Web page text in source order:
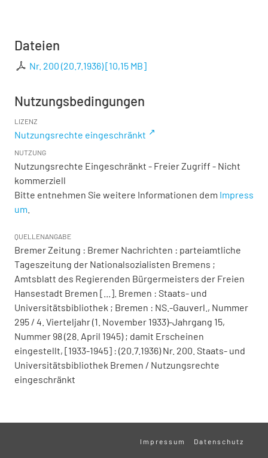
Dateien
Nr. 200 (20.7.1936)[10,15 MB]
Nutzungsbedingungen
LIZENZ
Nutzungsrechte eingeschränkt
NUTZUNG
Nutzungsrechte Eingeschränkt - Freier Zugriff - Nicht
kommerziell
Bitte entnehmen Sie weitere Informationen dem Impress
um
QUELLENANGABE
Bremer Zeitung : Bremer Nachrichten : parteiamtliche
Tageszeitung der Nationalsozialisten Bremens ;
Amtsblatt des Regierenden Bürgermeisters der Freien
Hansestadt Bremen [...]. Bremen : Staats- und
Universitätsbibliothek ; Bremen : NS.-Gauverl., Nummer
295 / 4. Vierteljahr (1. November 1933)-Jahrgang 15,
Nummer 98 (28. April 1945) ; damit Erscheinen
eingestellt, [1933-1945] : (20.7.1936) Nr. 200. Staats- und
Universitätsbibliothek Bremen / Nutzungsrechte
eingeschränkt
Impressum Datenschutz